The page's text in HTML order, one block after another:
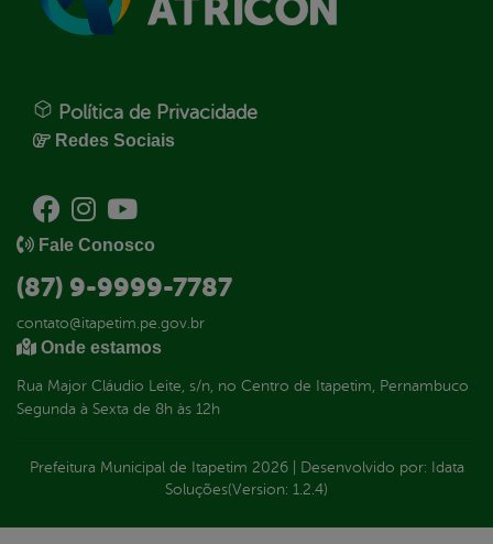
Política de Privacidade
Redes Sociais
Fale Conosco
(87) 9-9999-7787
contato@itapetim.pe.gov.br
Onde estamos
Rua Major Cláudio Leite, s/n, no Centro de Itapetim, Pernambuco
Segunda à Sexta de 8h às 12h
Prefeitura Municipal de Itapetim 2026| Desenvolvido por: Idata
Soluções(Version: 1.2.4)